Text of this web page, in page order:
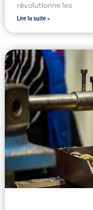
révolutionne les
Lire la suite »